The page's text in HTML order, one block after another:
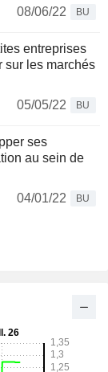
08/06/22
BU
entreprises
sur les marchés
05/05/22
BU
ses
au sein de
04/01/22
BU